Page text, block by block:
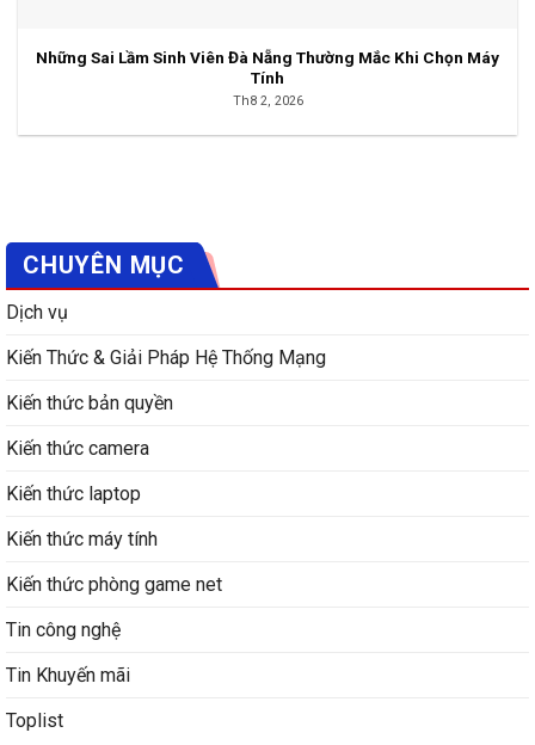
Những Sai Lầm Sinh Viên Đà Nẵng Thường Mắc Khi Chọn Máy
Tính
Th8 2, 2026
CHUYÊN MỤC
Dịch vụ
Kiến Thức & Giải Pháp Hệ Thống Mạng
Kiến thức bản quyền
Kiến thức camera
Kiến thức laptop
Kiến thức máy tính
Kiến thức phòng game net
Tin công nghệ
Tin Khuyến mãi
Toplist